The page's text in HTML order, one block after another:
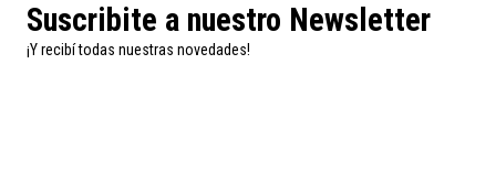
Suscribite a nuestro Newsletter
¡Y recibí todas nuestras novedades!